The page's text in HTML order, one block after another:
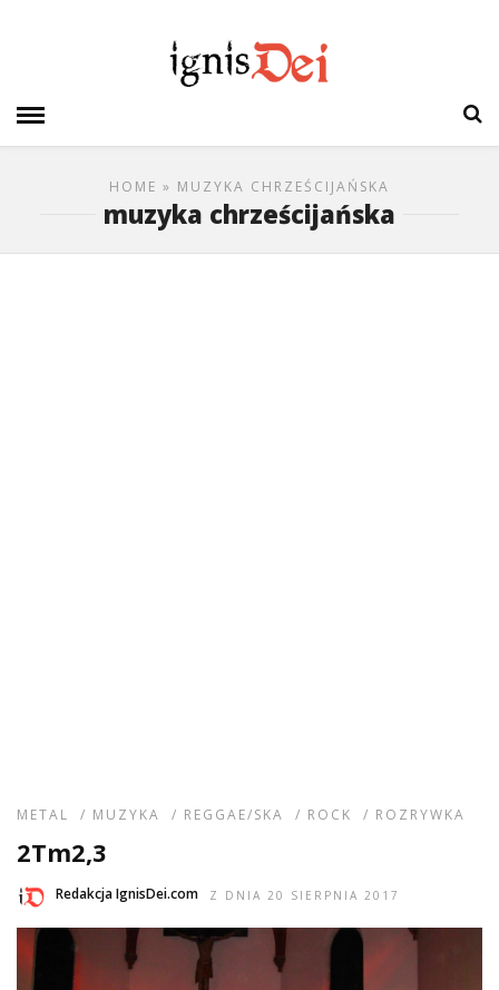
HOME » MUZYKA CHRZEŚCIJAŃSKA
muzyka chrześcijańska
METAL / MUZYKA / REGGAE/SKA / ROCK / ROZRYWKA
2Tm2,3
Redakcja IgnisDei.com Z DNIA 20 SIERPNIA 2017